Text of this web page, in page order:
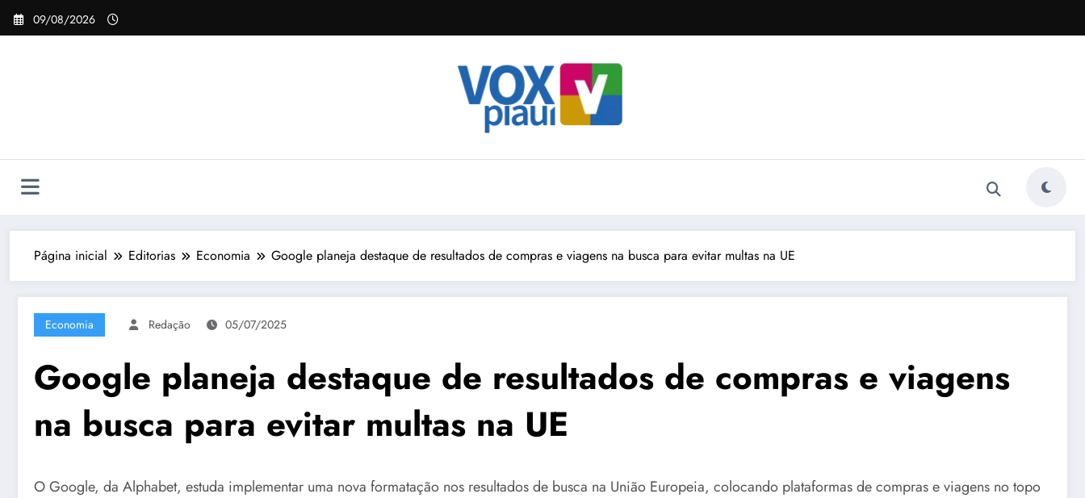
Pular
para
09/08/2026
Página inicial Editorias Economia Google planeja destaque de resultados de compras e viagens na busca para evitar multas na UE
Economia Redação 05/07/2025
Google planeja destaque de resultados de compras e viagens
na busca para evitar multas na UE
O Google, da Alphabet, estuda implementar uma nova formatação nos resultados de busca na União Europeia, colocando plataformas de compras e viagens no topo